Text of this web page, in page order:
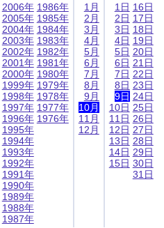
2006年
2005年
2004年
2003年
2002年
2001年
2000年
1999年
1998年
1997年
1996年
1995年
1994年
1993年
1992年
1991年
1990年
1989年
1988年
1987年
1986年
1985年
1984年
1983年
1982年
1981年
1980年
1979年
1978年
1977年
1976年
1月
2月
3月
4月
5月
6月
7月
8月
9月
10月
11月
12月
1日
2日
3日
4日
5日
6日
7日
8日
9日
10日
11日
12日
13日
14日
15日
16日
17日
18日
19日
20日
21日
22日
23日
24日
25日
26日
27日
28日
29日
30日
31日